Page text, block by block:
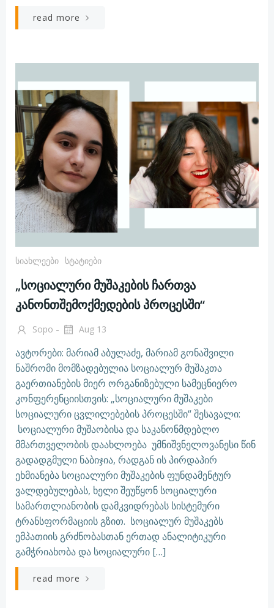
read more
Სიახლეები Სტატიები
„სოციალური მუშაკების ჩართვა
კანონთშემოქმედების პროცესში“
Sopo - Aug 13
ავტორები: მარიამ აბულაძე, მარიამ გონაშვილი
ნაშრომი მომზადებულია სოციალურ მუშაკთა
გაერთიანების მიერ ორგანიზებული სამეცნიერო
კონფერენციისთვის: „სოციალური მუშაკები
სოციალური ცვლილებების პროცესში“ შესავალი:
სოციალური მუშაობისა და საკანონმდებლო
მმართველობის დაახლოება უმნიშვნელოვანესი წინ
გადადგმული ნაბიჯია, რადგან ის პირდაპირ
ეხმიანება სოციალური მუშაკების ფუნდამენტურ
ვალდებულებას, ხელი შეუწყონ სოციალური
სამართლიანობის დამკვიდრებას სისტემური
ტრანსფორმაციის გზით. სოციალურ მუშაკებს
ემპათიის გრძნობასთან ერთად ანალიტიკური
გამჭრიახობა და სოციალური […]
read more